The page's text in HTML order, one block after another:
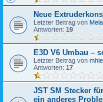
Neue
Letzter Beitrag von
Antworten: 19
E3D V6 Umbau –
Letzter Beitrag von
Antworten: 17
JST SM Stecker
ein anderes